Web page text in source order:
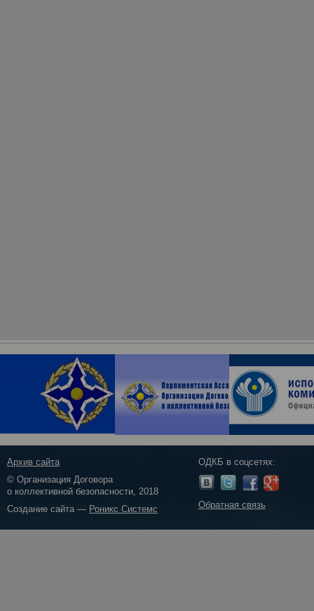
Архив сайта
© Организация Договора
о коллективной безопасности, 2018
Создание сайта — Роникс Системс
ОДКБ в соцсетях:
Обратная связь